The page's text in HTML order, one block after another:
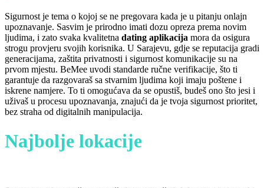
Sigurnost je tema o kojoj se ne pregovara kada je u pitanju onlajn
upoznavanje. Sasvim je prirodno imati dozu opreza prema novim
ljudima, i zato svaka kvalitetna dating aplikacija mora da osigura
strogu provjeru svojih korisnika. U Sarajevu, gdje se reputacija gradi
generacijama, zaštita privatnosti i sigurnost komunikacije su na
prvom mjestu. BeMee uvodi standarde ručne verifikacije, što ti
garantuje da razgovaraš sa stvarnim ljudima koji imaju poštene i
iskrene namjere. To ti omogućava da se opustiš, budeš ono što jesi i
uživaš u procesu upoznavanja, znajući da je tvoja sigurnost prioritet,
bez straha od digitalnih manipulacija.
Najbolje lokacije